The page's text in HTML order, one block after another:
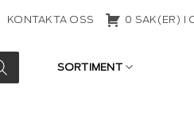
KONTAKTA OSS 0 SAK(ER) I
SORTIMENT